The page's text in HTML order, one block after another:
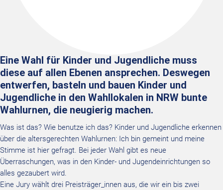
Eine Wahl für Kinder und Jugendliche muss
diese auf allen Ebenen ansprechen. Deswegen
entwerfen, basteln und bauen Kinder und
Jugendliche in den Wahllokalen in NRW bunte
Wahlurnen, die neugierig machen.
Was ist das? Wie benutze ich das? Kinder und Jugendliche erkennen
über die altersgerechten Wahlurnen: Ich bin gemeint und meine
Stimme ist hier gefragt. Bei jeder Wahl gibt es neue
Überraschungen, was in den Kinder- und Jugendeinrichtungen so
alles gezaubert wird.
Eine Jury wählt drei Preisträger_innen aus, die wir ein bis zwei